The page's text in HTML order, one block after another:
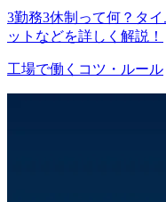
3勤務3休制って何？タ
ットなどを詳しく解説！
工場で働くコツ・ルール